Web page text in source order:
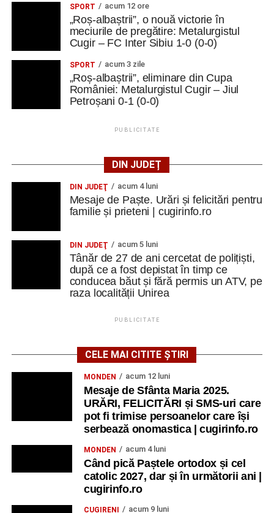
SPORT acum 12 ore
„Roș-albaștrii”, o nouă victorie în
meciurile de pregătire: Metalurgistul
Cugir – FC Inter Sibiu 1-0 (0-0)
SPORT acum 3 zile
„Roș-albaștrii”, eliminare din Cupa
României: Metalurgistul Cugir – Jiul
Petroșani 0-1 (0-0)
PUBLICITATE
DIN JUDEȚ
DIN JUDEŢ acum 4 luni
Mesaje de Paște. Urări și felicitări pentru
familie și prieteni | cugirinfo.ro
DIN JUDEŢ acum 5 luni
Tânăr de 27 de ani cercetat de polițiști,
după ce a fost depistat în timp ce
conducea băut și fără permis un ATV, pe
raza localității Unirea
PUBLICITATE
CELE MAI CITITE ȘTIRI
MONDEN acum 12 luni
Mesaje de Sfânta Maria 2025.
URĂRI, FELICITĂRI și SMS-uri care
pot fi trimise persoanelor care își
serbează onomastica | cugirinfo.ro
MONDEN acum 4 luni
Când pică Paștele ortodox și cel
catolic 2027, dar și în următorii ani |
cugirinfo.ro
CUGIRENI acum 9 luni